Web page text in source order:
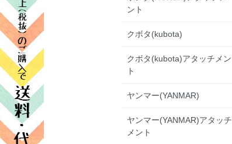
ント
クボタ(kubota)
クボタ(kubota)アタッチメン
ト
ヤンマー(YANMAR)
ヤンマー(YANMAR)アタッチ
メント